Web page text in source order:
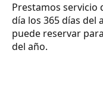
Prestamos servicio
día los 365 días del
puede reservar
del año.